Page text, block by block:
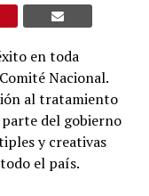
en toda
Nacional.
al tratamiento
del gobierno
y creativas
el país.